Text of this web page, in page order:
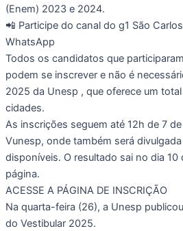
(Enem) 2023 e 2024.
📲 Participe do canal do g1 São
WhatsApp
Todos os candidatos que
podem se inscrever e não é
2025 da Unesp , que oferece um
cidades.
As inscrições seguem até 12h de 7
Vunesp, onde também será
disponíveis. O resultado sai no dia 10
página.
ACESSE A PÁGINA DE INSCRIÇÃO
Na quarta-feira (26), a Unesp
do Vestibular 2025.